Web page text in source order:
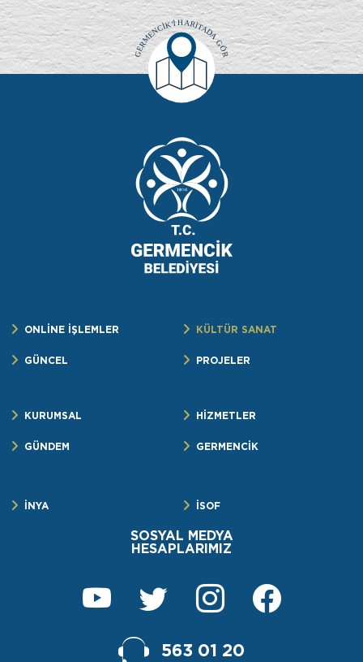
ONLİNE İŞLEMLER KÜLTÜR SANAT
GÜNCEL PROJELER
KURUMSAL HİZMETLER
GÜNDEM GERMENCİK
İNYA İSOF
SOSYAL MEDYA
HESAPLARIMIZ
563 01 20